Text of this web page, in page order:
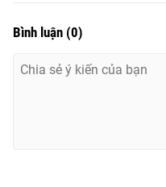
Bình luận (0)